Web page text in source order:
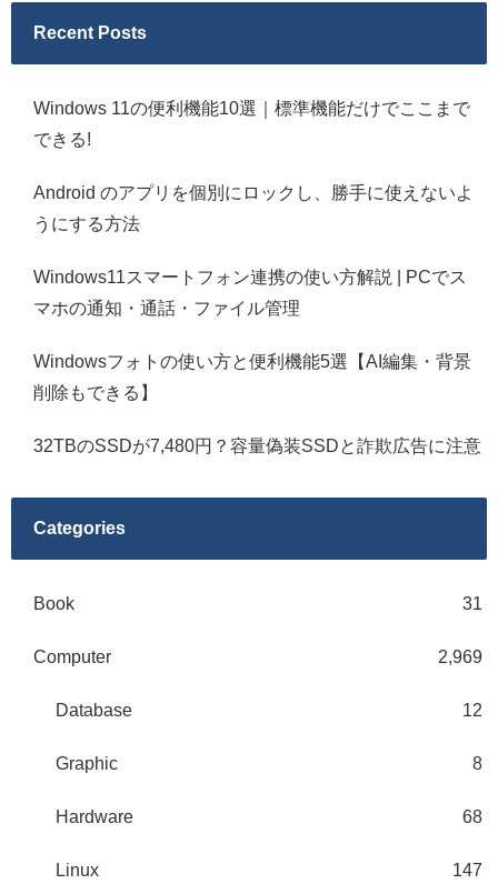
Recent Posts
Windows 11の便利機能10選｜標準機能だけでここまで
できる!
Android のアプリを個別にロックし、勝手に使えないよ
うにする方法
Windows11スマートフォン連携の使い方解説 | PCでス
マホの通知・通話・ファイル管理
Windowsフォトの使い方と便利機能5選【AI編集・背景
削除もできる】
32TBのSSDが7,480円？容量偽装SSDと詐欺広告に注意
Categories
Book 31
Computer 2,969
Database 12
Graphic 8
Hardware 68
Linux 147